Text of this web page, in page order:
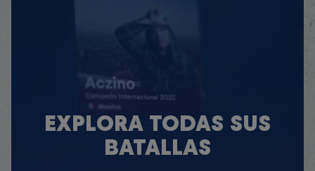
EXPLORA TODAS SUS
BATALLAS